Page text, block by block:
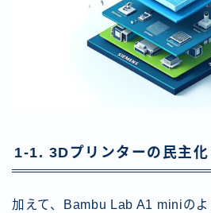
1-1. 3Dプリンターの民主
加えて、Bambu Lab A1 miniの